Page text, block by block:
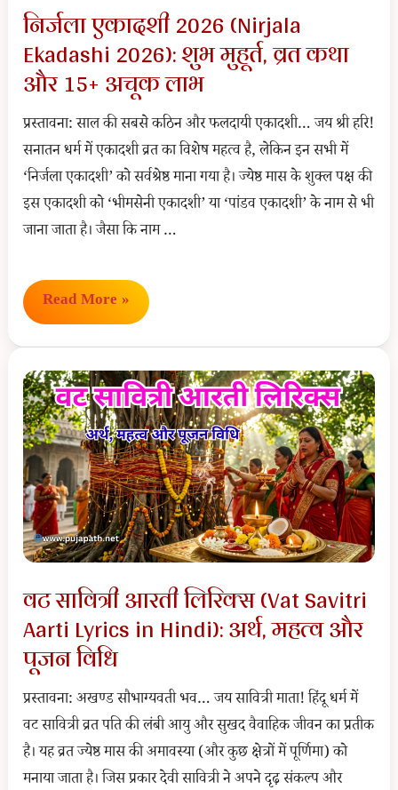
सूची
निर्जला एकादशी 2026 (Nirjala
Ekadashi 2026): शुभ मुहूर्त, व्रत कथा
और 15+ अचूक लाभ
प्रस्तावना: साल की सबसे कठिन और फलदायी एकादशी… जय श्री हरि!
सनातन धर्म में एकादशी व्रत का विशेष महत्व है, लेकिन इन सभी में
‘निर्जला एकादशी’ को सर्वश्रेष्ठ माना गया है। ज्येष्ठ मास के शुक्ल पक्ष की
इस एकादशी को ‘भीमसेनी एकादशी’ या ‘पांडव एकादशी’ के नाम से भी
जाना जाता है। जैसा कि नाम …
निर्जला
एकादशी
2026
(Nirjala
Ekadashi
2026):
शुभ
मुहूर्त,
व्रत
कथा
और
15+
अचूक
लाभ
Read More »
वट सावित्री आरती लिरिक्स (Vat Savitri
Aarti Lyrics in Hindi): अर्थ, महत्व और
पूजन विधि
प्रस्तावना: अखण्ड सौभाग्यवती भव… जय सावित्री माता! हिंदू धर्म में
वट सावित्री व्रत पति की लंबी आयु और सुखद वैवाहिक जीवन का प्रतीक
है। यह व्रत ज्येष्ठ मास की अमावस्या (और कुछ क्षेत्रों में पूर्णिमा) को
मनाया जाता है। जिस प्रकार देवी सावित्री ने अपने दृढ़ संकल्प और